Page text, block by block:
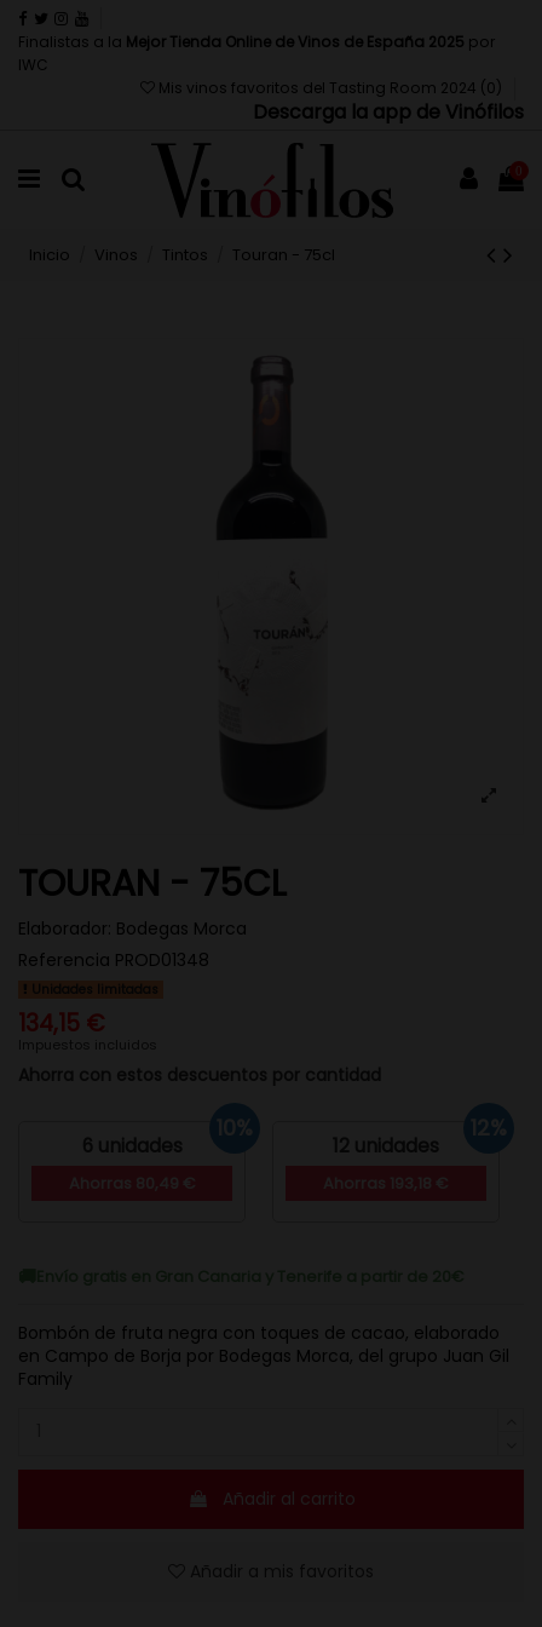
Finalistas a la Mejor Tienda Online de Vinos de España 2025 por
IWC
Mis vinos favoritos del Tasting Room 2024 (0 )
Descarga la app de Vinófilos
0
Inicio Vinos Tintos Touran - 75cl
TOURAN - 75CL
Elaborador: Bodegas Morca
Referencia PROD01348
Unidades limitadas
134,15 €
Impuestos incluidos
Ahorra con estos descuentos por cantidad
6 unidades
10%
12 unidades
12%
Bombón de fruta negra con toques de cacao, elaborado
en Campo de Borja por Bodegas Morca, del grupo Juan Gil
Family
Añadir al carrito